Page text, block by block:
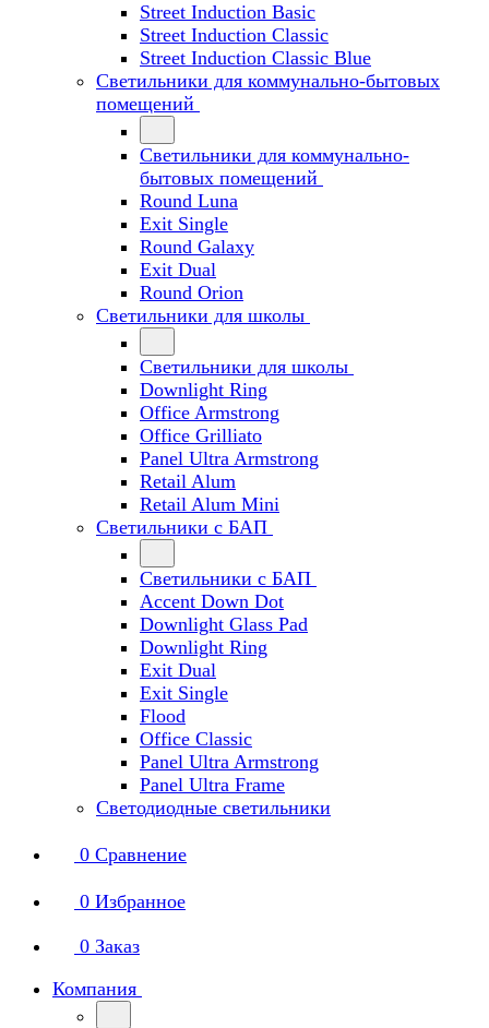
Street Induction Basic
Street Induction Classic
Street Induction Classic Blue
Светильники для коммунально-бытовых
помещений
Светильники для коммунально-
бытовых помещений
Round Luna
Exit Single
Round Galaxy
Exit Dual
Round Orion
Светильники для школы
Светильники для школы
Downlight Ring
Office Armstrong
Office Grilliato
Panel Ultra Armstrong
Retail Alum
Retail Alum Mini
Светильники с БАП
Светильники с БАП
Accent Down Dot
Downlight Glass Pad
Downlight Ring
Exit Dual
Exit Single
Flood
Office Classic
Panel Ultra Armstrong
Panel Ultra Frame
Светодиодные светильники
0 Сравнение
0 Избранное
0 Заказ
Компания